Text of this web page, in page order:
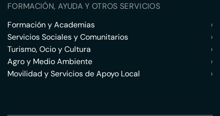
FORMACIÓN, AYUDA Y OTROS SERVICIOS
Formación y Academias
›
Servicios Sociales y Comunitarios
›
Turismo, Ocio y Cultura
›
Agro y Medio Ambiente
›
Movilidad y Servicios de Apoyo Local
›